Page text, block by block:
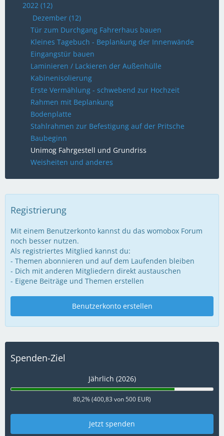
2022 (12)
Dezember (12)
Tür zum Durchgang Fahrerhaus bauen
Kleines Tagebuch - Beplankung der Innenwände
Eingangstür bauen
Laminieren / Lackieren der Außenhülle
Kabinenisolierung
Erste Vermählung - schwebend zur Hochzeit
Rahmen mit Beplankung
Bodenplatte
Stahlrahmen zur Befestigung auf der Pritsche
Baubeginn
Unimog Fahrgestell und Grundriss
Weisheiten und anderes
Registrierung
Mit einem Benutzerkonto kannst du das womobox Forum
noch besser nutzen.
Als registriertes Mitglied kannst du:
- Themen abonnieren und auf dem Laufenden bleiben
- Dich mit anderen Mitgliedern direkt austauschen
- Eigene Beiträge und Themen erstellen
Benutzerkonto erstellen
Spenden-Ziel
Jährlich (2026)
80,2% (400,83 von 500 EUR)
Jetzt spenden